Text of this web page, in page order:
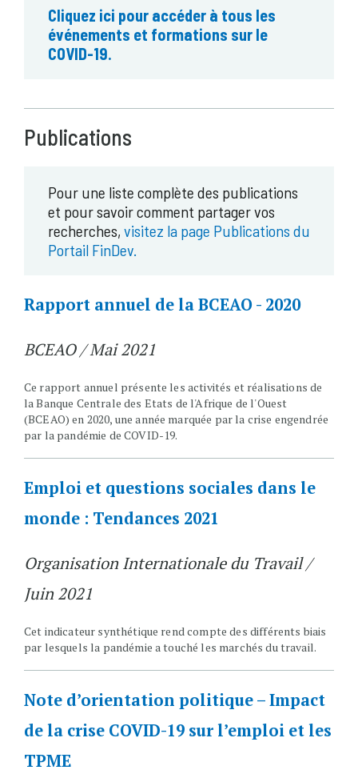
Cliquez ici pour accéder à tous les
événements et formations sur le
COVID-19.
Publications
Pour une liste complète des publications
et pour savoir comment partager vos
recherches, visitez la page Publications du
Portail FinDev.
Rapport annuel de la BCEAO - 2020
BCEAO / Mai 2021
Ce rapport annuel présente les activités et réalisations de
la Banque Centrale des Etats de l'Afrique de l'Ouest
(BCEAO) en 2020, une année marquée par la crise engendrée
par la pandémie de COVID-19.
Emploi et questions sociales dans le
monde : Tendances 2021
Organisation Internationale du Travail /
Juin 2021
Cet indicateur synthétique rend compte des différents biais
par lesquels la pandémie a touché les marchés du travail.
Note d’orientation politique – Impact
de la crise COVID-19 sur l’emploi et les
TPME